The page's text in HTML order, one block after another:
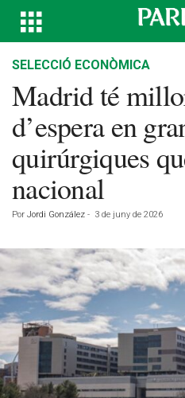
SELECCIÓ ECONÒMICA
Madrid té
d’espera en
quirúrgiques
nacional
Por Jordi González - 3 de juny de 2026